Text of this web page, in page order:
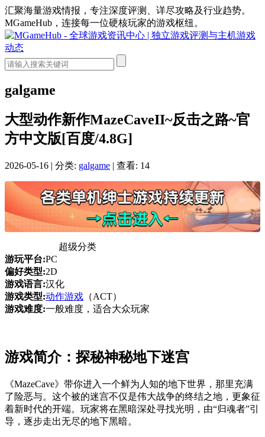
汇聚海量游戏情报，专注深度评测、详尽攻略及行业趋势。
MGameHub，连接每一位硬核玩家的游戏枢纽。
galgame
大型动作新作MazeCaveII~反击之路~官
方中文版[百度/4.8G]
2026-05-16 | 分类: galgame | 查看: 14
超级分类
游玩平台:PC
偏好类型:2D
游戏语言:汉化
游戏类型:动作游戏 （ACT）
游戏难度:一般难度，适合大众玩家
游戏简介：探秘神秘地下迷宫
《MazeCave》带你进入一个鲜为人知的地下世界，那里充满
了险恶与。这个被的迷宫不仅是伟大战争的终结之地，更象征
着新时代的开端。玩家将在黑暗深处寻找光明，由“归魂者”引
导，逐步走出无尽的地下黑暗。